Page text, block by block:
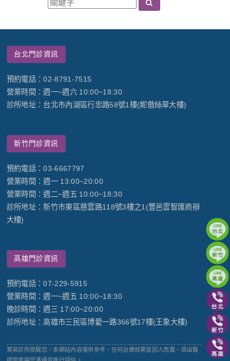
台北門診資訊
預約電話：02-8791-7515
營業時間：週一~週六 10:00~18:30
診所地址：台北市內湖區行忠路58號1樓(妮傲絲翠大樓)
新竹門診資訊
預約電話：03-6667797
營業時間：週一 13:00~20:00
營業時間：週二~週五 10:00~18:30
診所地址：新竹市東區慈雲路118號3樓之1(豐邑雲智匯商辦
大樓)
高雄門診資訊
預約電話：07-229-5915
營業時間：週一~週五 10:00~18:30
晚診時間：週三 17:00~20:00
診所地址：高雄市三民區博愛一路366號17樓(王象大樓)
菁英診所提醒您，本網站內容僅供參考，任何治療效果皆因人而異，須由醫